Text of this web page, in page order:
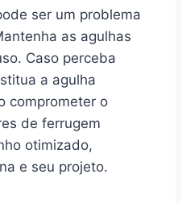
ser um problema
as agulhas
Caso perceba
a agulha
comprometer o
de ferrugem
otimizado,
e seu projeto.